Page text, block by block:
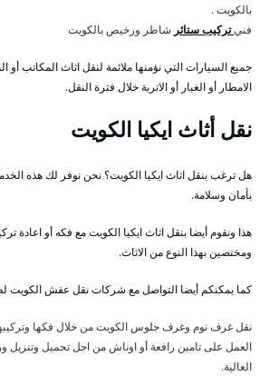
بالكويت .
فنيتركيب ستائر شاطر ورخيص بالكويت
جميع السيارات التي نؤمنها ملائمة لنقل اثاث المكاتب أو
الامطار أو الغبار أو الاتربة خلال فترة النقل.
نقل أثاث ايكيا الكويت
هل ترغب بنقل اثاث ايكيا الكويت؟ نحن نوفر لك هذه
بأمان وسلامة.
هذا ونقوم أيضا بنقل اثاث ايكيا الكويت مع فكه أو اعادة
ومختصين بهذا النوع من الاثاث.
كما يمكنكم أيضا التواصل مع شركات نقل عفش الكويت
نقل غرف نوم وغرف جلوس الكويت من خلال فكها
العمل على تامين رافعة أو اوناش من اجل تحميل وتنزيل
العالية.